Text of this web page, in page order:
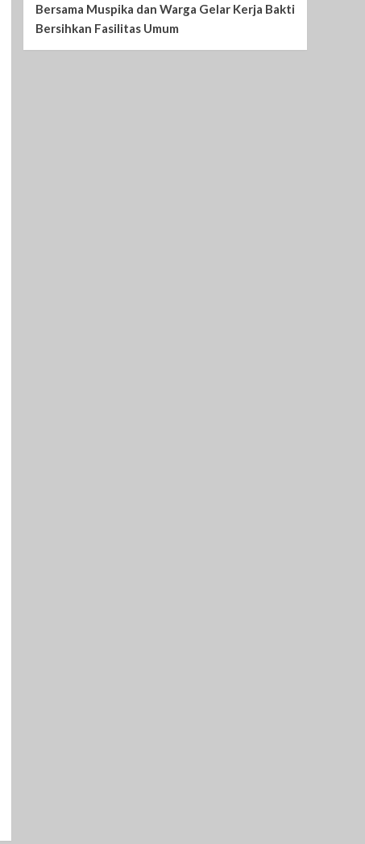
Bersama Muspika dan Warga Gelar Kerja Bakti
Bersihkan Fasilitas Umum